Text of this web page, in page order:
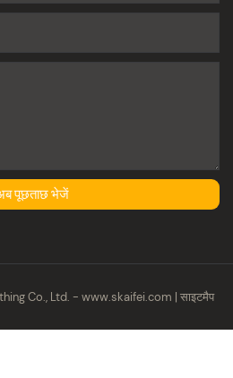
पूछताछ भेजें
Co., Ltd. - www.skaifei.com | साइटमैप